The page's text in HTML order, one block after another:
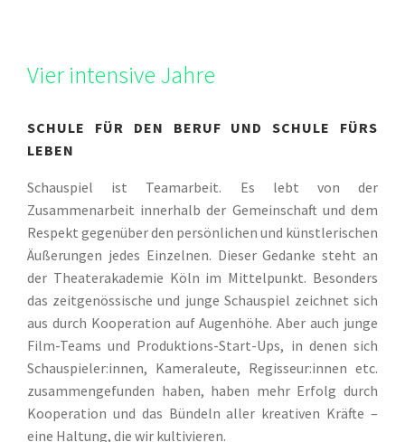
Vier intensive Jahre
SCHULE FÜR DEN BERUF UND SCHULE FÜRS
LEBEN
Schauspiel ist Teamarbeit. Es lebt von der
Zusammenarbeit innerhalb der Gemeinschaft und dem
Respekt gegenüber den persönlichen und künstlerischen
Äußerungen jedes Einzelnen. Dieser Gedanke steht an
der Theaterakademie Köln im Mittelpunkt. Besonders
das zeitgenössische und junge Schauspiel zeichnet sich
aus durch Kooperation auf Augenhöhe. Aber auch junge
Film-Teams und Produktions-Start-Ups, in denen sich
Schauspieler:innen, Kameraleute, Regisseur:innen etc.
zusammengefunden haben, haben mehr Erfolg durch
Kooperation und das Bündeln aller kreativen Kräfte –
eine Haltung, die wir kultivieren.